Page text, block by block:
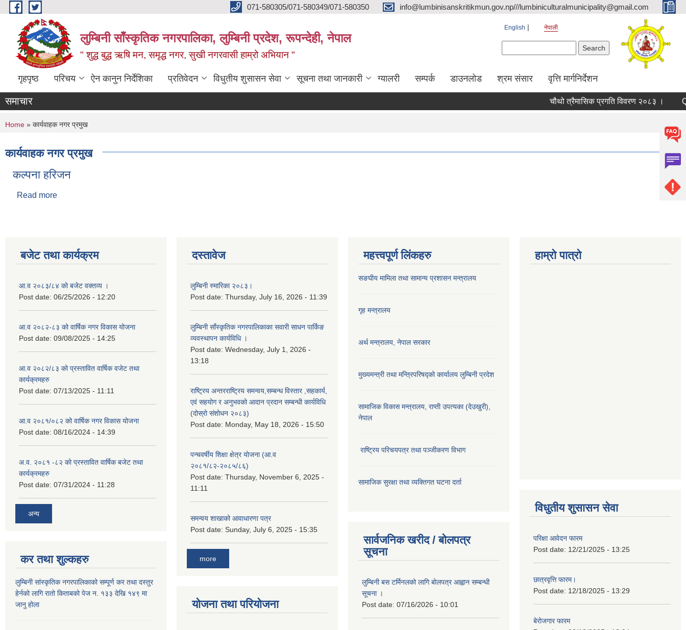
Skip to main content 071-580305/071-580349/071-580350 info@lumbinisanskritikmun.gov.np///lumbiniculturalmunicipality@gmail.com
लुम्बिनी साँस्कृतिक नगरपालिका, लुम्बिनी प्रदेश, रूपन्देही, नेपाल
" शुद्ध बुद्ध ऋषि मन, समृद्ध नगर, सुखी नगरवासी हाम्रो अभियान "
English नेपाली
गृहपृष्ठ परिचय ऐन कानुन निर्देशिका प्रतिवेदन विधुतीय शुसासन सेवा सूचना तथा जानकारी ग्यालरी सम्पर्क डाउनलोड श्रम संसार वृत्ति मार्गनिर्देशन
समाचार चौथो त्रैमासिक प्रगति विवरण २०८३ ।
You are here
Home » कार्यवाहक नगर प्रमुख
कार्यवाहक नगर प्रमुख
कल्पना हरिजन
Read more
बजेट तथा कार्यक्रम
आ.व २०८३/८४ को बजेट वक्तव्य ।
Post date: 06/25/2026 - 12:20
आ.व २०८२-८३ को वार्षिक नगर विकास योजना
Post date: 09/08/2025 - 14:25
आ.व २०८२/८३ को प्रस्तावित वार्षिक वजेट तथा
कार्यक्रमहरु
Post date: 07/13/2025 - 11:11
आ.व २०८१/०८२ को वार्षिक नगर विकास योजना
Post date: 08/16/2024 - 14:39
अ.व. २०८१ -८२ को प्रस्तावित वार्षिक बजेट तथा
कार्यक्रमहरु
Post date: 07/31/2024 - 11:28
अन्य
कर तथा शुल्कहरु
लुम्बिनी सांस्कृतिक नगरपालिकाको सम्पूर्ण कर तथा दस्तुर
हेर्नको लागि रातो किताबको पेज न. १३३ देखि १४९ मा
जानु होला
दस्तावेज
लुम्बिनी स्मारिका २०८३।
Post date: Thursday, July 16, 2026 - 11:39
लुम्बिनी साँस्कृतिक नगरपालिकाका सवारी साधन पार्किङ
व्यवस्थापन कार्यविधि ।
Post date: Wednesday, July 1, 2026 -
13:18
राष्ट्रिय अन्तरराष्ट्रिय समन्वय,सम्बन्ध विस्तार ,सहकार्य,
एवं सहयोग र अनुभवको आदान प्रदान सम्बन्धी कार्यविधि
(दोस्रो संशोधन २०८३)
Post date: Monday, May 18, 2026 - 15:50
पन्चवर्षीय शिक्षा क्षेत्र योजना (आ.व
२०८१/८२-२०८५/८६)
Post date: Thursday, November 6, 2025 -
11:11
समन्वय शाखाको आवाधारणा पत्र
Post date: Sunday, July 6, 2025 - 15:35
more
योजना तथा परियोजना
महत्त्वपूर्ण लिंकहरु
सङघीय मामिला तथा सामान्य प्रशासन मन्‍त्रालय
गृह मन्त्रालय
अर्थ मन्त्रालय, नेपाल सरकार
मुख्यमन्त्री तथा मन्त्रिपरिषद्को कार्यालय लुम्बिनी प्रदेश
सामाजिक विकास मन्‍‍त्रालय, राप्ती उपत्यका (देउखुरी),
नेपाल
राष्ट्रिय परिचयपत्र तथा पञ्जीकरण विभाग
सामाजिक सुरक्षा तथा व्यक्तिगत घटना दर्ता
सार्वजनिक खरीद / बोलपत्र
सूचना
लुम्बिनी बस टर्मिनलको लागि बोलपत्र आह्वान सम्बन्धी
सूचना ।
Post date: 07/16/2026 - 10:01
हाम्रो पात्रो
विधुतीय शुसासन सेवा
परिक्षा आवेदन फारम
Post date: 12/21/2025 - 13:25
छात्रवृत्ति फारम।
Post date: 12/18/2025 - 13:29
बेरोजगार फारम